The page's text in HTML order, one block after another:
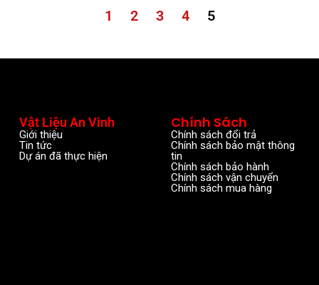
1 2 3 4 5
Vật Liệu An Vinh
Giới thiệu
Tin tức
Dự án đã thực hiện
Chính Sách
Chính sách đổi trả
Chính sách bảo mật thông
tin
Chính sách bảo hành
Chính sách vận chuyển
Chính sách mua hàng